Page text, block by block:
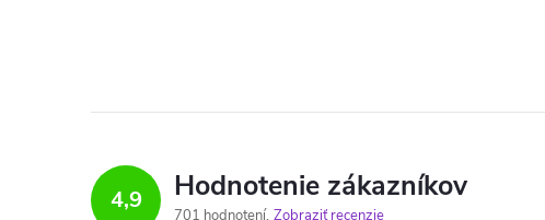
4,9 Hodnotenie zákazníkov
701 hodnotení Zobraziť recenzie